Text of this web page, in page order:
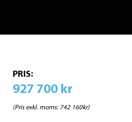
PRIS:
927 700 kr
(Pris exkl. moms: 742 160kr)